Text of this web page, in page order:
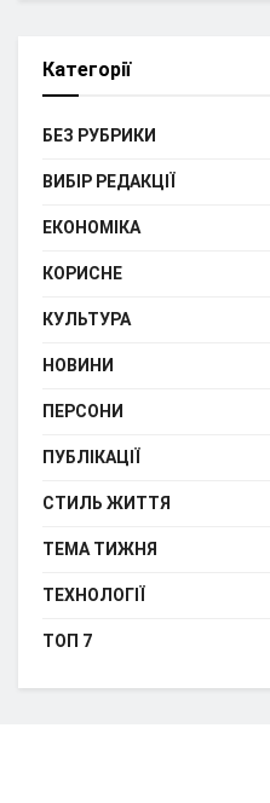
Категорії
БЕЗ РУБРИКИ
ВИБІР РЕДАКЦІЇ
ЕКОНОМІКА
КОРИСНЕ
КУЛЬТУРА
НОВИНИ
ПЕРСОНИ
ПУБЛІКАЦІЇ
СТИЛЬ ЖИТТЯ
ТЕМА ТИЖНЯ
ТЕХНОЛОГІЇ
ТОП 7